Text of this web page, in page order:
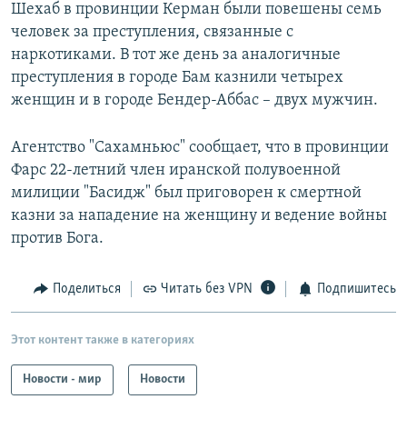
Шехаб в провинции Керман были повешены семь
человек за преступления, связанные с
наркотиками. В тот же день за аналогичные
преступления в городе Бам казнили четырех
женщин и в городе Бендер-Аббас – двух мужчин.
Агентство "Сахамньюс" сообщает, что в провинции
Фарс 22-летний член иранской полувоенной
милиции "Басидж" был приговорен к смертной
казни за нападение на женщину и ведение войны
против Бога.
Поделиться Читать без VPN Подпишитесь
Этот контент также в категориях
Новости - мир Новости